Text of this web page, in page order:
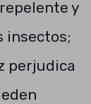
y
insectos;
perjudica